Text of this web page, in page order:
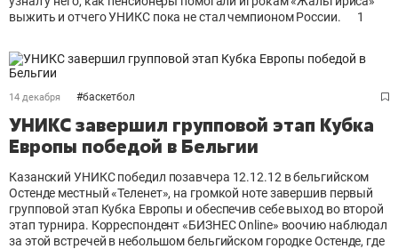
выжить и отчего УНИКС пока не стал чемпионом России.
1
14 декабря #баскетбол
УНИКС завершил групповой этап Кубка
Европы победой в Бельгии
Казанский УНИКС победил позавчера 12.12.12 в бельгийском
Остенде местный «Теленет», на громкой ноте завершив первый
групповой этап Кубка Европы и обеспечив себе выход во второй
этап турнира. Корреспондент «БИЗНЕС Оnline» воочию наблюдал
за этой встречей в небольшом бельгийском городке Остенде, где